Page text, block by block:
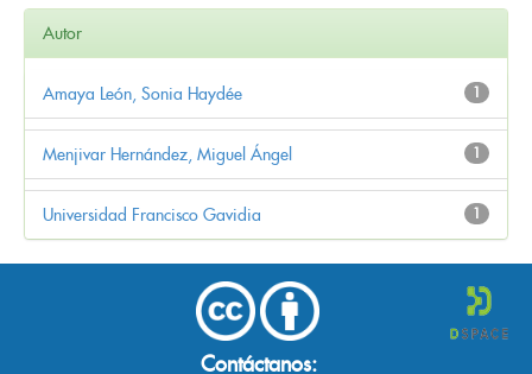
Autor
1
Amaya León, Sonia Haydée
1
Menjivar Hernández, Miguel Ángel
1
Universidad Francisco Gavidia
Contáctanos: